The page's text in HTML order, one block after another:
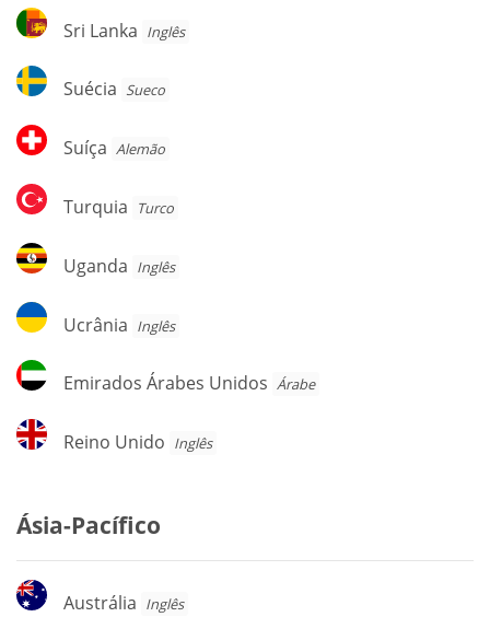
Sri
Lanka
Sri Lanka Inglês
Suécia
Suécia Sueco
Suíça
Suíça Alemão
Turquia
Turquia Turco
Uganda
Uganda Inglês
Ucrânia
Ucrânia Inglês
Emirados
Árabes
Emirados Árabes Unidos Árabe
Reino
Unido
Reino Unido Inglês
Ásia-Pacífico
Austrália
Austrália Inglês